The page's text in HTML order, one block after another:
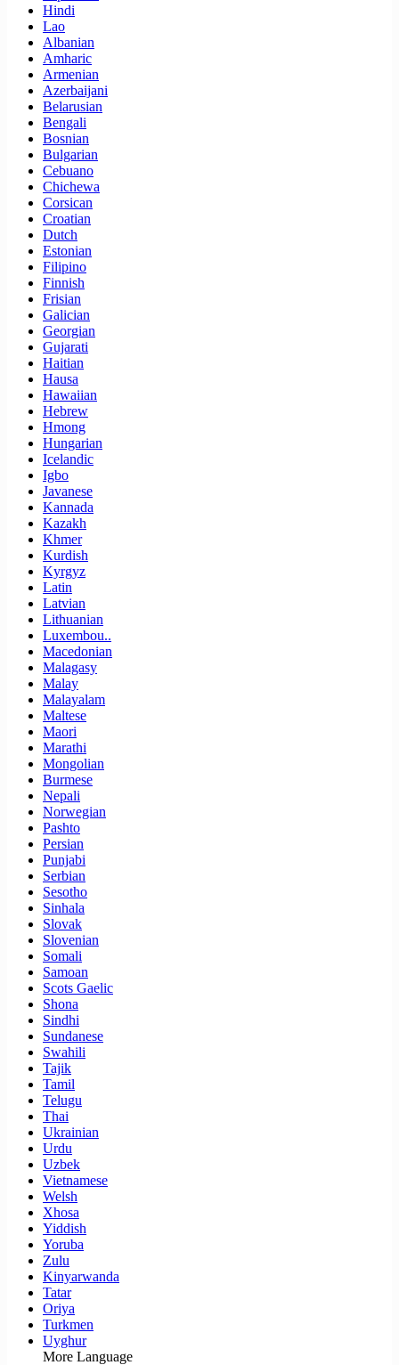
Hindi
Lao
Albanian
Amharic
Armenian
Azerbaijani
Belarusian
Bengali
Bosnian
Bulgarian
Cebuano
Chichewa
Corsican
Croatian
Dutch
Estonian
Filipino
Finnish
Frisian
Galician
Georgian
Gujarati
Haitian
Hausa
Hawaiian
Hebrew
Hmong
Hungarian
Icelandic
Igbo
Javanese
Kannada
Kazakh
Khmer
Kurdish
Kyrgyz
Latin
Latvian
Lithuanian
Luxembou..
Macedonian
Malagasy
Malay
Malayalam
Maltese
Maori
Marathi
Mongolian
Burmese
Nepali
Norwegian
Pashto
Persian
Punjabi
Serbian
Sesotho
Sinhala
Slovak
Slovenian
Somali
Samoan
Scots Gaelic
Shona
Sindhi
Sundanese
Swahili
Tajik
Tamil
Telugu
Thai
Ukrainian
Urdu
Uzbek
Vietnamese
Welsh
Xhosa
Yiddish
Yoruba
Zulu
Kinyarwanda
Tatar
Oriya
Turkmen
Uyghur
More Language